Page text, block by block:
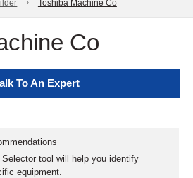
Toshiba Machine Co
Co
To An Expert
tool will help you identify
equipment.